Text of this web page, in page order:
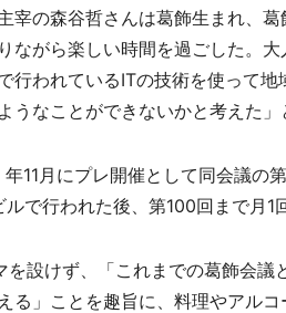
宰の森谷哲さんは葛飾生まれ、
ながら楽しい時間を過ごした。
行われているITの技術を使って
うなことができないかと考えた」
11月にプレ開催として同会議の
ルで行われた後、第100回まで月
設けず、「これまでの葛飾会議
る」ことを趣旨に、料理やアル